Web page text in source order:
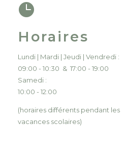

Horaires
Lundi | Mardi | Jeudi | Vendredi :
09:00 - 10:30 & 17:00 - 19:00
Samedi :
10:00 - 12:00
(horaires différents pendant les
vacances scolaires)